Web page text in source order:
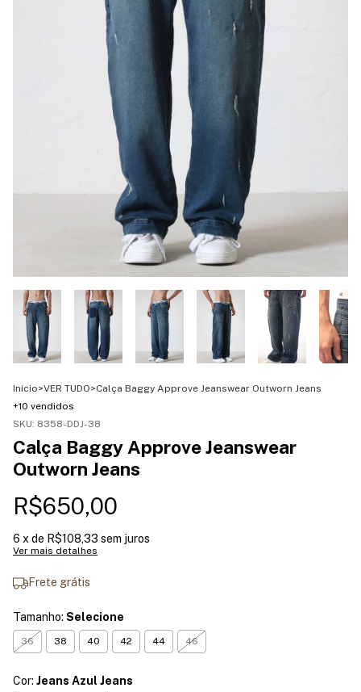
Início>VER TUDO>Calça Baggy Approve Jeanswear Outworn Jeans
+10 vendidos
SKU: 8358-DDJ-38
Calça Baggy Approve Jeanswear
Outworn Jeans
R$650,00
6 x de R$108,33 sem juros
Ver mais detalhes
Frete grátis
Tamanho: Selecione
36 38 40 42 44 46
Cor: Jeans Azul Jeans